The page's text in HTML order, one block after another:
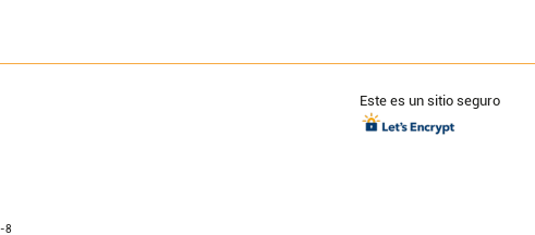
8
Este es un sitio seguro